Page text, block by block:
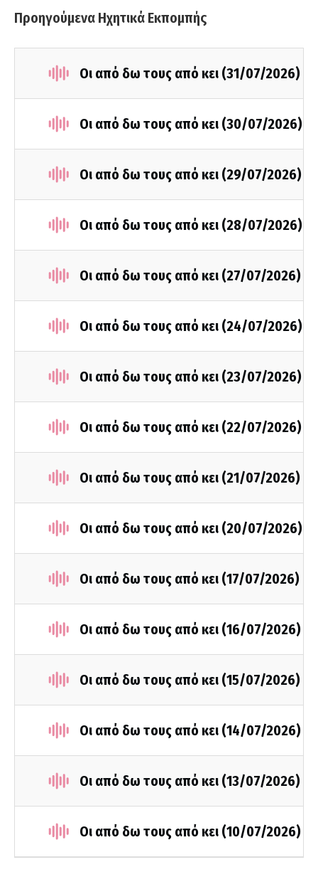
Προηγούμενα Ηχητικά Εκπομπής
Οι από δω τους από κει (31/07/2026)
Οι από δω τους από κει (30/07/2026)
Οι από δω τους από κει (29/07/2026)
Οι από δω τους από κει (28/07/2026)
Οι από δω τους από κει (27/07/2026)
Οι από δω τους από κει (24/07/2026)
Οι από δω τους από κει (23/07/2026)
Οι από δω τους από κει (22/07/2026)
Οι από δω τους από κει (21/07/2026)
Οι από δω τους από κει (20/07/2026)
Οι από δω τους από κει (17/07/2026)
Οι από δω τους από κει (16/07/2026)
Οι από δω τους από κει (15/07/2026)
Οι από δω τους από κει (14/07/2026)
Οι από δω τους από κει (13/07/2026)
Οι από δω τους από κει (10/07/2026)